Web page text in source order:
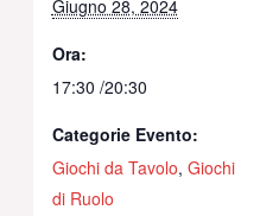
Giugno 28, 2024
Ora:
17:30 /20:30
Categorie Evento:
Giochi da Tavolo, Giochi
di Ruolo